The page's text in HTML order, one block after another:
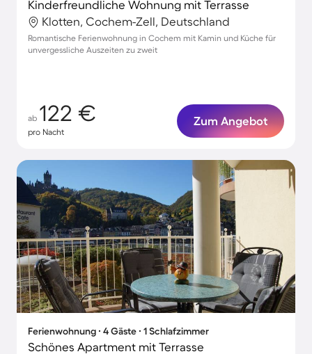
Kinderfreundliche Wohnung mit Terrasse
Klotten, Cochem-Zell, Deutschland
Romantische Ferienwohnung in Cochem mit Kamin und Küche für
unvergessliche Auszeiten zu zweit
ab 122 €
pro Nacht
Zum Angebot
Ferienwohnung ∙ 4 Gäste ∙ 1 Schlafzimmer
Schönes Apartment mit Terrasse